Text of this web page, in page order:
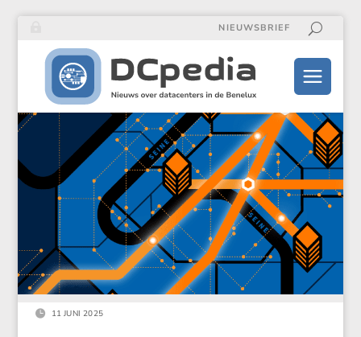
NIEUWSBRIEF
 11 JUNI 2025